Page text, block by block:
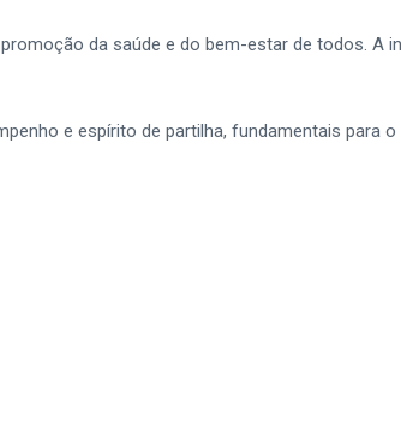
da saúde e do bem-estar de todos. A
e espírito de partilha, fundamentais para